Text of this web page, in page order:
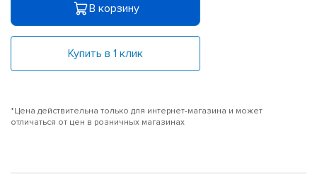
В корзину
Купить в 1 клик
*Цена действительна только для интернет-магазина и может
отличаться от цен в розничных магазинах